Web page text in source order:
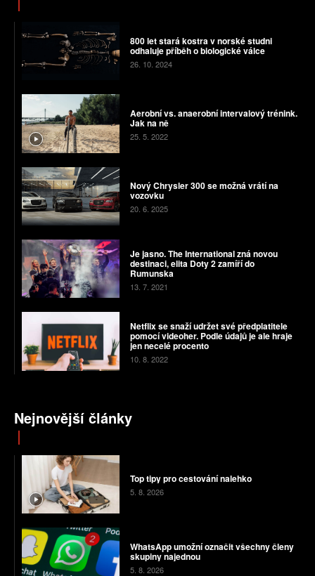
800 let stará kostra v norské studni
odhaluje příběh o biologické válce
26. 10. 2024
Aerobní vs. anaerobní intervalový trénink.
Jak na ně
25. 5. 2022
Nový Chrysler 300 se možná vrátí na
vozovku
20. 6. 2025
Je jasno. The International zná novou
destinaci, elita Doty 2 zamíří do
Rumunska
13. 7. 2021
Netflix se snaží udržet své předplatitele
pomocí videoher. Podle údajů je ale hraje
jen necelé procento
10. 8. 2022
Nejnovější články
Top tipy pro cestování nalehko
5. 8. 2026
WhatsApp umožní označit všechny členy
skupiny najednou
5. 8. 2026